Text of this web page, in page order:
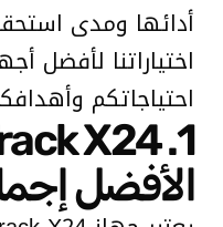
أدائها ومدى
اختياراتنا لأفضل
احتياجاتكم
الأفضل